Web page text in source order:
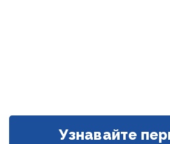
Узнавайте